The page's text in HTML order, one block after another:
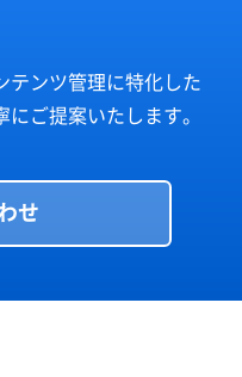
テンツ管理に特化した
ご提案いたします。
せ